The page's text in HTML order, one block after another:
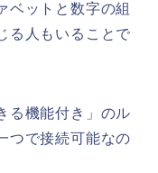
ベットと数字の組
る人もいることで
る機能付き」のル
つで接続可能なの